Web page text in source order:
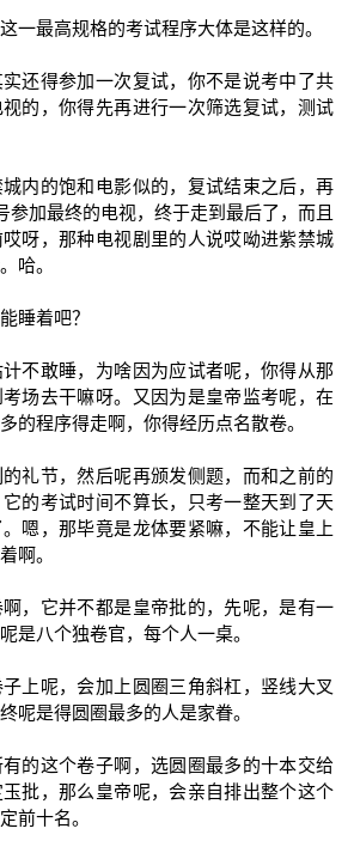
一最高规格的考试程序大体是这样的。
还得参加一次复试，你不是说考中了共
的，你得先再进行一次筛选复试，测试
内的饱和电影似的，复试结束之后，再
参加最终的电视，终于走到最后了，而且
呀，那种电视剧里的人说哎呦进紫禁城
哈。
睡着吧？
不敢睡，为啥因为应试者呢，你得从那
场去干嘛呀。又因为是皇帝监考呢，在
的程序得走啊，你得经历点名散卷。
礼节，然后呢再颁发侧题，而和之前的
的考试时间不算长，只考一整天到了天
嗯，那毕竟是龙体要紧嘛，不能让皇上
啊。
，它并不都是皇帝批的，先呢，是有一
是八个独卷官，每个人一桌。
上呢，会加上圆圈三角斜杠，竖线大叉
呢是得圆圈最多的人是家眷。
的这个卷子啊，选圆圈最多的十本交给
批，那么皇帝呢，会亲自排出整个这个
前十名。